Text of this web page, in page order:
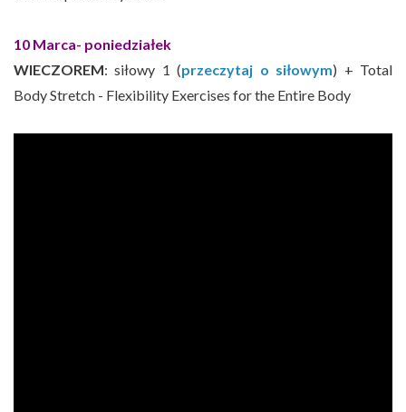
10 Marca- poniedziałek
WIECZOREM: siłowy 1 (przeczytaj o siłowym) + Total
Body Stretch - Flexibility Exercises for the Entire Body